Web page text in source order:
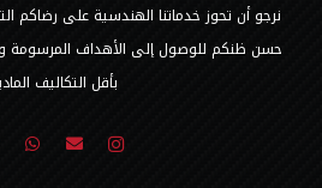
نرجو أن تحوز خدماتنا الهندسية على رضاكم
حسن ظنكم للوصول إلى الأهداف المرسومة
بأقل التكاليف